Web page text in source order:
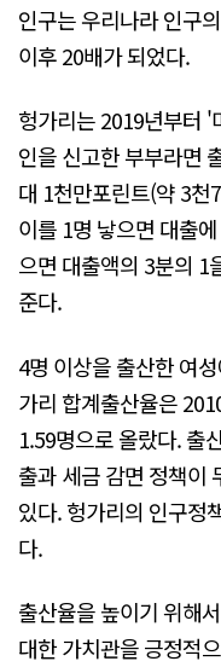
인구는 우리나라 인구
이후 20배가 되었다.
헝가리는 2019년부터
인을 신고한 부부라면
대 1천만포린트(약 3천
이를 1명 낳으면 대출
으면 대출액의 3분의 1
준다.
4명 이상을 출산한 여
가리 합계출산율은
1.59명으로 올랐다. 출
출과 세금 감면 정책이
있다. 헝가리의 인구정
다.
출산율을 높이기 위해
대한 가치관을 긍정적